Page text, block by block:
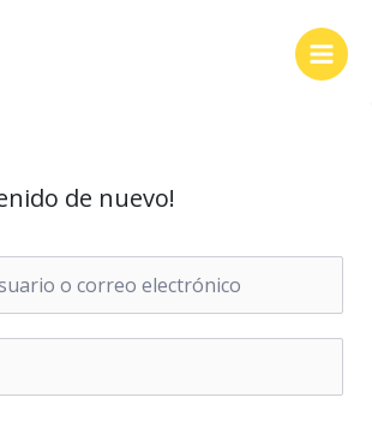
de nuevo!